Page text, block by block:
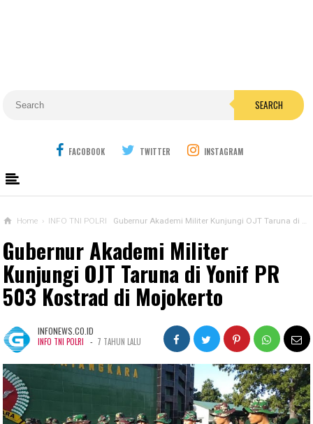
SEARCH
FACOBOOK TWITTER INSTAGRAM
Home › INFO TNI POLRI Gubernur Akademi Militer Kunjungi OJT Taruna di Yonif PR 503 Kostrad di Mojokerto
Gubernur Akademi Militer
Kunjungi OJT Taruna di Yonif PR
503 Kostrad di Mojokerto
INFONEWS.CO.ID
INFO TNI POLRI - 7 TAHUN LALU